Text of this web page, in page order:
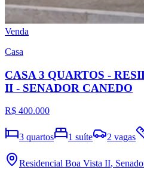
Venda
Casa
CASA 3 QUARTOS -
II - SENADOR CANEDO
R$ 400.000
3 quartos 1 suíte 2 vagas
Residencial Boa Vista II,